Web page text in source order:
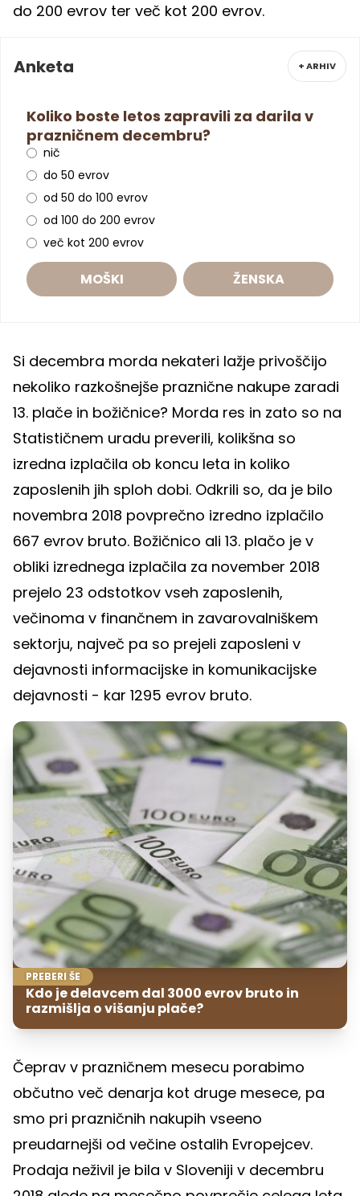
do 200 evrov ter več kot 200 evrov.
Anketa + ARHIV
Koliko boste letos zapravili za darila v
prazničnem decembru?
nič
do 50 evrov
od 50 do 100 evrov
od 100 do 200 evrov
več kot 200 evrov
MOŠKI ŽENSKA
Si decembra morda nekateri lažje privoščijo
nekoliko razkošnejše praznične nakupe zaradi
13. plače in božičnice? Morda res in zato so na
Statističnem uradu preverili, kolikšna so
izredna izplačila ob koncu leta in koliko
zaposlenih jih sploh dobi. Odkrili so, da je bilo
novembra 2018 povprečno izredno izplačilo
667 evrov bruto. Božičnico ali 13. plačo je v
obliki izrednega izplačila za november 2018
prejelo 23 odstotkov vseh zaposlenih,
večinoma v finančnem in zavarovalniškem
sektorju, največ pa so prejeli zaposleni v
dejavnosti informacijske in komunikacijske
dejavnosti - kar 1295 evrov bruto.
PREBERI ŠE
Kdo je delavcem dal 3000 evrov bruto in
razmišlja o višanju plače?
Čeprav v prazničnem mesecu porabimo
občutno več denarja kot druge mesece, pa
smo pri prazničnih nakupih vseeno
preudarnejši od večine ostalih Evropejcev.
Prodaja neživil je bila v Sloveniji v decembru